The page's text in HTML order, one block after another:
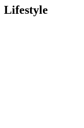
Lifestyle